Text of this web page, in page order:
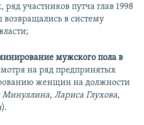
ряд участников путча глав 1998
в систему
мужского пола в
на ряд предпринятых
женщин на должности
Минуллина, Лариса Глухова,
).